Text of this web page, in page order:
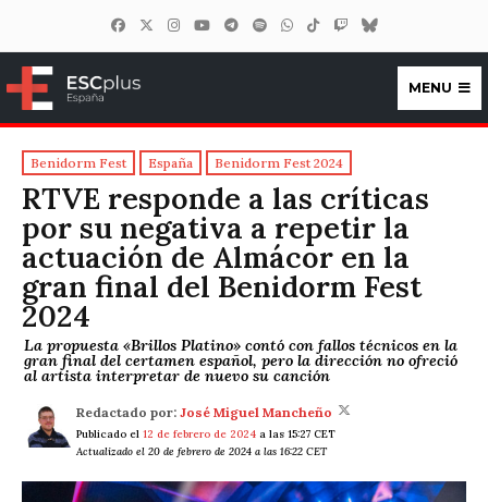
ESCplus España
MENU
Benidorm Fest España Benidorm Fest 2024
RTVE responde a las críticas
por su negativa a repetir la
actuación de Almácor en la
gran final del Benidorm Fest
2024
La propuesta «Brillos Platino» contó con fallos técnicos en la
gran final del certamen español, pero la dirección no ofreció
al artista interpretar de nuevo su canción
Redactado por: José Miguel Mancheño
Publicado el 12 de febrero de 2024 a las 15:27 CET
Actualizado el 20 de febrero de 2024 a las 16:22 CET